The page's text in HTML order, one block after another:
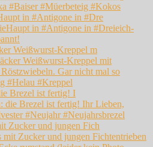
in #Antigone in #Dre
Weißwurst-Kreppel m
Brezel ist fertig! I
Zucker und jungen Fich